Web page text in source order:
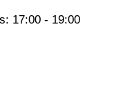
17:00 - 19:00